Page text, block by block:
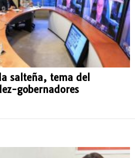
salteña, tema del
gobernadores